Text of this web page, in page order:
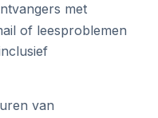
met
of leesproblemen
van